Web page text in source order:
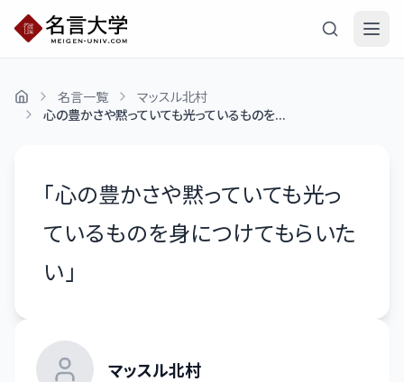
名言一覧
マッスル北村
心の豊かさや黙っていても光っているものを...
「心の豊かさや黙っていても光っ
ているものを身につけてもらいた
い 」
マッスル北村